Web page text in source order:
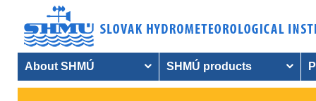
About SHMÚ SHMÚ products